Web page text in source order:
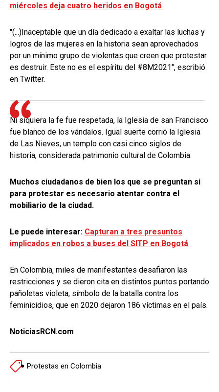
miércoles deja cuatro heridos en Bogotá
"(...)Inaceptable que un día dedicado a exaltar las luchas y
logros de las mujeres en la historia sean aprovechados
por un mínimo grupo de violentas que creen que protestar
es destruir. Este no es el espíritu del #8M2021", escribió
en Twitter.
Ni siquiera la fe fue respetada, la Iglesia de san Francisco
fue blanco de los vándalos. Igual suerte corrió la Iglesia
de Las Nieves, un templo con casi cinco siglos de
historia, considerada patrimonio cultural de Colombia.
Muchos ciudadanos de bien los que se preguntan si
para protestar es necesario atentar contra el
mobiliario de la ciudad.
Le puede interesar: Capturan a tres presuntos
implicados en robos a buses del SITP en Bogotá
En Colombia, miles de manifestantes desafiaron las
restricciones y se dieron cita en distintos puntos portando
pañoletas violeta, símbolo de la batalla contra los
feminicidios, que en 2020 dejaron 186 víctimas en el país.
NoticiasRCN.com
Protestas en Colombia